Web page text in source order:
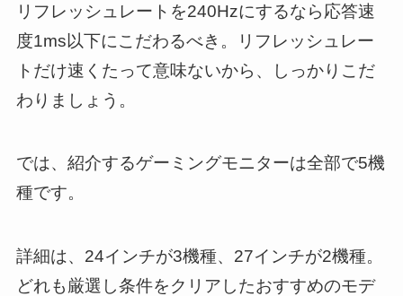
リフレッシュレートを240Hzにするなら応答速
度1ms以下にこだわるべき。リフレッシュレー
トだけ速くたって意味ないから、しっかりこだ
わりましょう。
では、紹介するゲーミングモニターは全部で5機
種です。
詳細は、24インチが3機種、27インチが2機種。
どれも厳選し条件をクリアしたおすすめのモデ